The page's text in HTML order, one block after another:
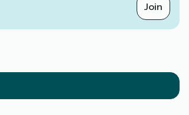
Join